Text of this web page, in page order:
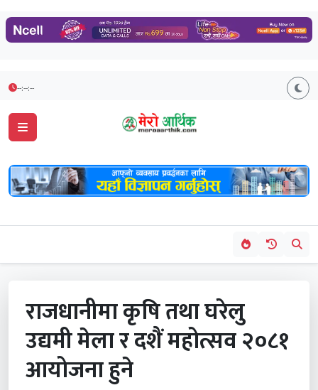
--:--:--
राजधानीमा कृषि तथा घरेलु
उद्यमी मेला र दशैं महोत्सव २०८१
आयोजना हुने